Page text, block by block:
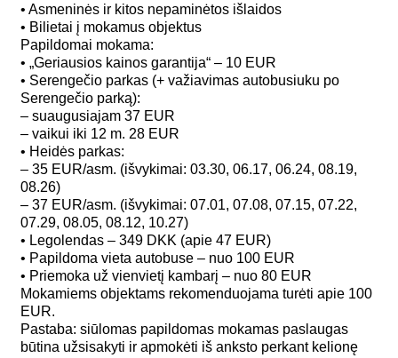
• Asmeninės ir kitos nepaminėtos išlaidos
• Bilietai į mokamus objektus
Papildomai mokama:
• „Geriausios kainos garantija“ – 10 EUR
• Serengečio parkas (+ važiavimas autobusiuku po
Serengečio parką):
– suaugusiajam 37 EUR
– vaikui iki 12 m. 28 EUR
• Heidės parkas:
– 35 EUR/asm. (išvykimai: 03.30, 06.17, 06.24, 08.19,
08.26)
– 37 EUR/asm. (išvykimai: 07.01, 07.08, 07.15, 07.22,
07.29, 08.05, 08.12, 10.27)
• Legolendas – 349 DKK (apie 47 EUR)
• Papildoma vieta autobuse – nuo 100 EUR
• Priemoka už vienvietį kambarį – nuo 80 EUR
Mokamiems objektams rekomenduojama turėti apie 100
EUR.
Pastaba: siūlomas papildomas mokamas paslaugas
būtina užsisakyti ir apmokėti iš anksto perkant kelionę